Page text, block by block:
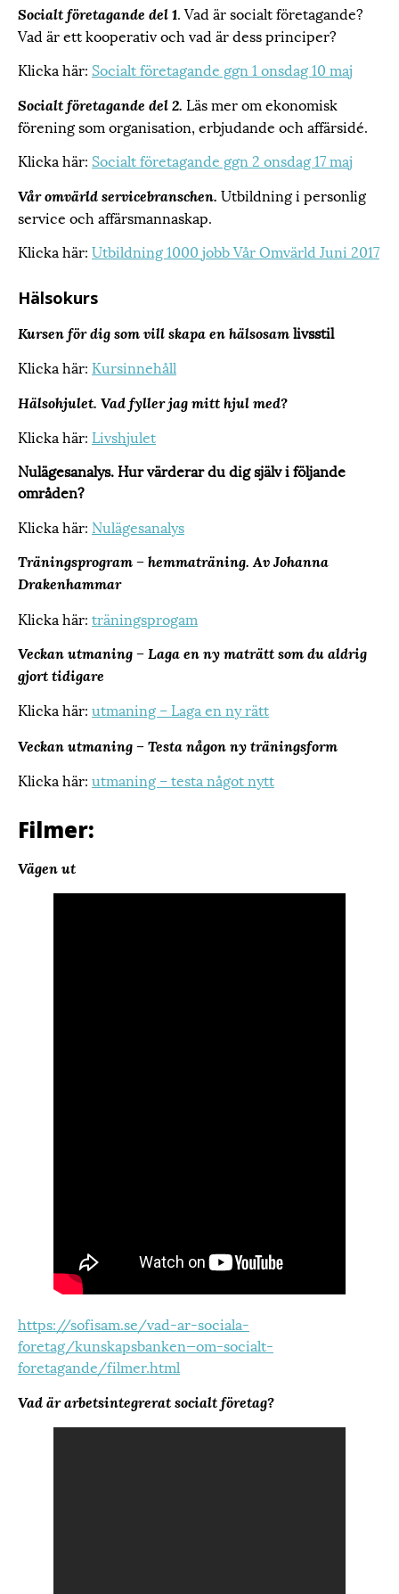
Socialt företagande del 1. Vad är socialt företagande?
Vad är ett kooperativ och vad är dess principer?
Klicka här: Socialt företagande ggn 1 onsdag 10 maj
Socialt företagande del 2. Läs mer om ekonomisk
förening som organisation, erbjudande och affärsidé.
Klicka här: Socialt företagande ggn 2 onsdag 17 maj
Vår omvärld servicebranschen. Utbildning i personlig
service och affärsmannaskap.
Klicka här: Utbildning 1000 jobb Vår Omvärld Juni 2017
Hälsokurs
Kursen för dig som vill skapa en hälsosam livsstil
Klicka här: Kursinnehåll
Hälsohjulet. Vad fyller jag mitt hjul med?
Klicka här: Livshjulet
Nulägesanalys. Hur värderar du dig själv i följande
områden?
Klicka här: Nulägesanalys
Träningsprogram – hemmaträning. Av Johanna
Drakenhammar
Klicka här: träningsprogam
Veckan utmaning – Laga en ny maträtt som du aldrig
gjort tidigare
Klicka här: utmaning – Laga en ny rätt
Veckan utmaning – Testa någon ny träningsform
Klicka här: utmaning – testa något nytt
Filmer:
Vägen ut
https://sofisam.se/vad-ar-sociala-
foretag/kunskapsbanken—om-socialt-
foretagande/filmer.html
Vad är arbetsintegrerat socialt företag?